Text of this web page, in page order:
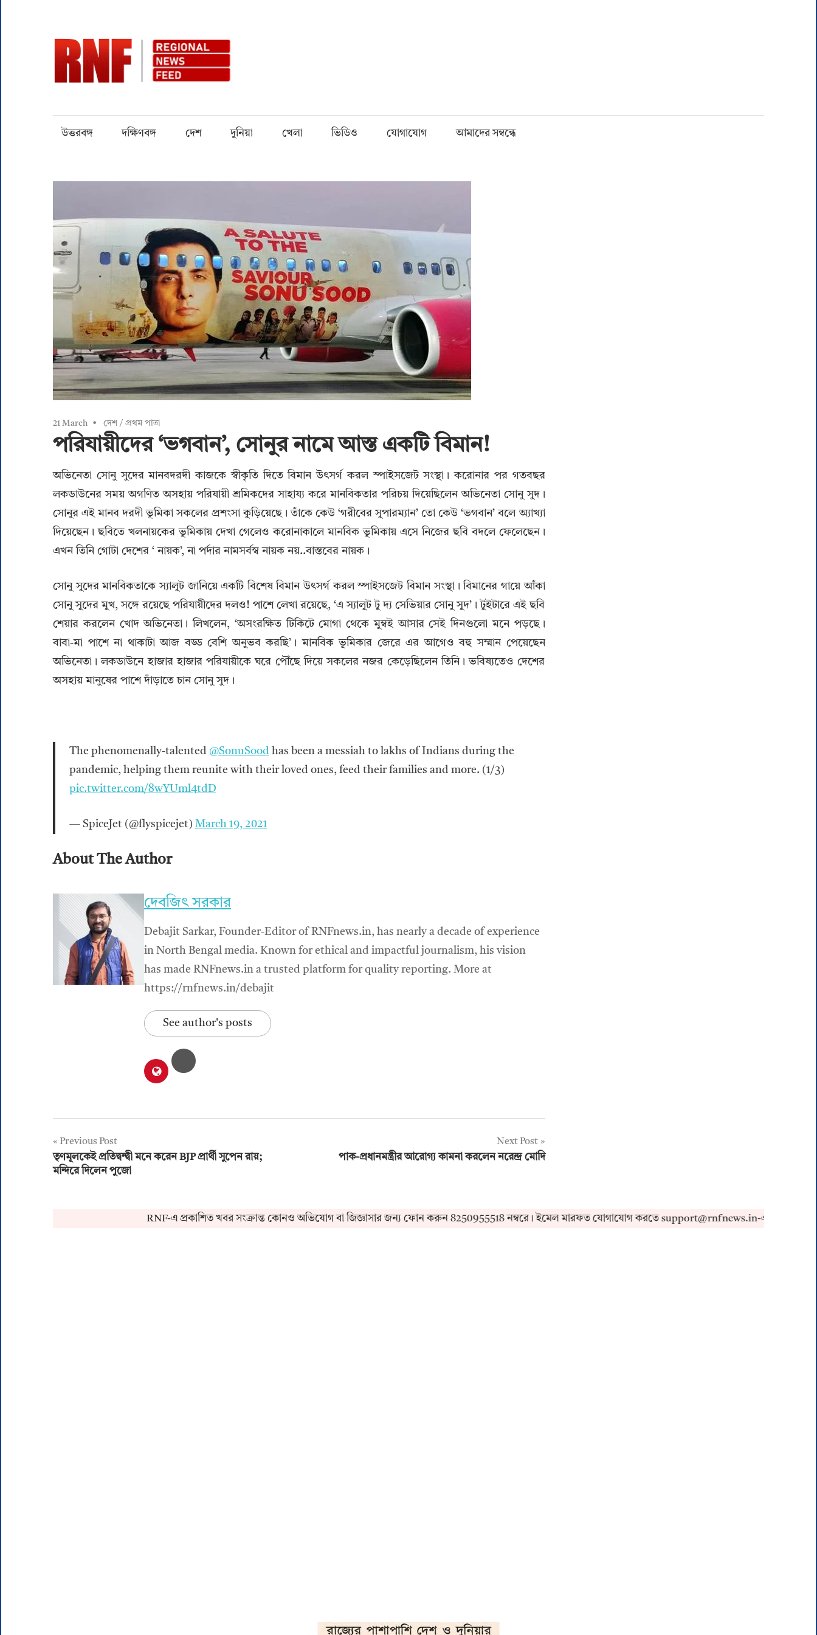
content
Quantity
উত্তরবঙ্গ দক্ষিণবঙ্গ দেশ দুনিয়া খেলা ভিডিও যোগাযোগ আমাদের সম্বন্ধে
21 March দেশ / প্রথম পাতা
পরিযায়ীদের ‘ভগবান’, সোনুর নামে আস্ত একটি বিমান!
অভিনেতা সোনু সুদের মানবদরদী কাজকে স্বীকৃতি দিতে বিমান উৎসর্গ করল স্পাইসজেট সংস্থা। করোনার পর গতবছর
লকডাউনের সময় অগণিত অসহায় পরিযায়ী শ্রমিকদের সাহায্য করে মানবিকতার পরিচয় দিয়েছিলেন অভিনেতা সোনু সুদ।
সোনুর এই মানব দরদী ভূমিকা সকলের প্রশংসা কুড়িয়েছে। তাঁকে কেউ ‘গরীবের সুপারম্যান’ তো কেউ ‘ভগবান’ বলে অ্যাখ্যা
দিয়েছেন। ছবিতে খলনায়কের ভূমিকায় দেখা গেলেও করোনাকালে মানবিক ভূমিকায় এসে নিজের ছবি বদলে ফেলেছেন।
এখন তিনি গোটা দেশের ‘ নায়ক’, না পর্দার নামসর্বস্ব নায়ক নয়..বাস্তবের নায়ক।
সোনু সুদের মানবিকতাকে স্যালুট জানিয়ে একটি বিশেষ বিমান উৎসর্গ করল স্পাইসজেট বিমান সংস্থা। বিমানের গায়ে আঁকা
সোনু সুদের মুখ, সঙ্গে রয়েছে পরিযায়ীদের দলও! পাশে লেখা রয়েছে, ‘এ স্যালুট টু দ্য সেভিয়ার সোনু সুদ’। টুইটারে এই ছবি
শেয়ার করলেন খোদ অভিনেতা। লিখলেন, ‘অসংরক্ষিত টিকিটে মোগা থেকে মুম্বই আসার সেই দিনগুলো মনে পড়ছে।
বাবা-মা পাশে না থাকাটা আজ বড্ড বেশি অনুভব করছি’। মানবিক ভূমিকার জেরে এর আগেও বহু সম্মান পেয়েছেন
অভিনেতা। লকডাউনে হাজার হাজার পরিযায়ীকে ঘরে পৌঁছে দিয়ে সকলের নজর কেড়েছিলেন তিনি। ভবিষ্যতেও দেশের
অসহায় মানুষের পাশে দাঁড়াতে চান সোনু সুদ।
The phenomenally-talented @SonuSood has been a messiah to lakhs of Indians during the
pandemic, helping them reunite with their loved ones, feed their families and more. (1/3)
pic.twitter.com/8wYUml4tdD
— SpiceJet (@flyspicejet) March 19, 2021
About The Author
দেবজিৎ সরকার
Debajit Sarkar, Founder-Editor of RNFnews.in, has nearly a decade of experience
in North Bengal media. Known for ethical and impactful journalism, his vision
has made RNFnews.in a trusted platform for quality reporting. More at
https://rnfnews.in/debajit
See author's posts
Post
navigation
Previous Post
তৃণমূলকেই প্রতিদ্বন্দ্বী মনে করেন BJP প্রার্থী সুপেন রায়;
মন্দিরে দিলেন পুজো
Next Post
পাক-প্রধানমন্ত্রীর আরোগ্য কামনা করলেন নরেন্দ্র মোদি
RNF-এ প্রকাশিত খবর সংক্রান্ত কোনও অভিযোগ বা জিজ্ঞাসার জন্য ফোন করুন 8250955518 নম্বরে। ইমেল মারফত যোগাযোগ করতে support@rnfnews.in-এ মেইল করুন।